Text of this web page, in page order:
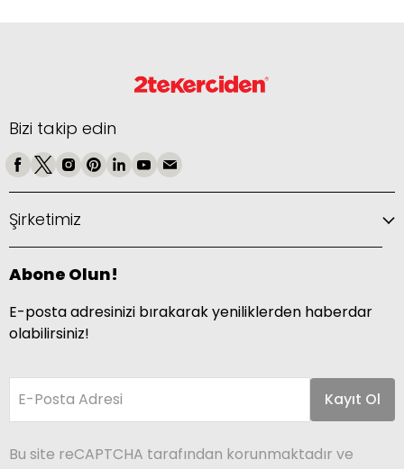
Bizi takip edin
Şirketimiz
Abone Olun!
E-posta adresinizi bırakarak yeniliklerden haberdar
olabilirsiniz!
E-Posta Adresi Kayıt Ol
Bu site reCAPTCHA tarafından korunmaktadır ve